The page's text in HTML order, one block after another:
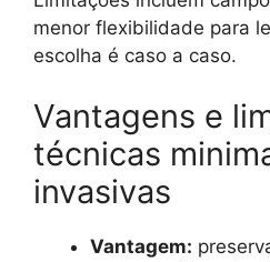
menor flexibilidade para
escolha é caso a caso.
Vantagens e
técnicas
invasivas
Vantagem: